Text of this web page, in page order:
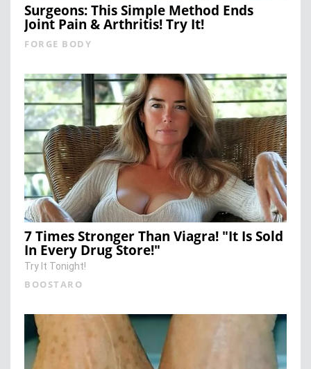
Surgeons: This Simple Method Ends
Joint Pain & Arthritis! Try It!
FORGE BODY
7 Times Stronger Than Viagra! "It Is Sold
In Every Drug Store!"
Try It Tonight!
BOOSTARO